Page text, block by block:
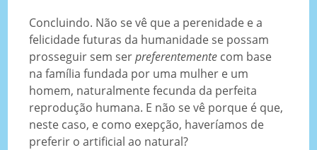
Concluindo. Não se vê que a perenidade e a
felicidade futuras da humanidade se possam
prosseguir sem serpreferentemente com base
na família fundada por uma mulher e um
homem, naturalmente fecunda da perfeita
reprodução humana. E não se vê porque é que,
neste caso, e como exepção, haveríamos de
preferir o artificial ao natural?